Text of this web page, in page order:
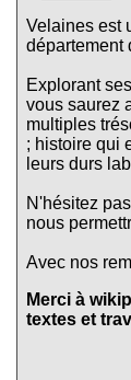
Velaines est
département
Explorant
vous saurez
multiples
; histoire qui
leurs durs
N'hésitez
nous
Avec nos
Merci à
textes et